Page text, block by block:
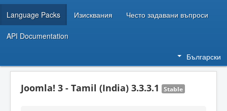
Language Packs Изисквания Често задавани въпроси
API Documentation
Български
Joomla! 3 - Tamil (India) 3.3.3.1 Stable